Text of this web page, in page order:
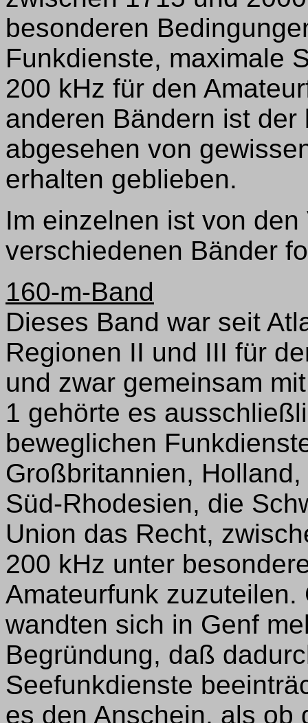
besonderen
Funkdienste, maximale
200 kHz für den
anderen Bändern ist
abgesehen von
erhalten geblieben.
Im einzelnen ist von
verschiedenen Bänder
160-m-Band
Dieses Band war seit
Regionen II und III für
und zwar gemeinsam
1 gehörte es
beweglichen
Großbritannien,
Süd-Rhodesien, die
Union das Recht,
200 kHz unter
Amateurfunk
wandten sich in Genf
Begründung, daß
Seefunkdienste
es den Anschein, als ob